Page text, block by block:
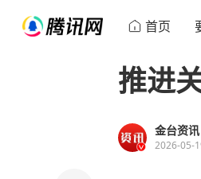
首页
推进
金台资讯
2026-05-